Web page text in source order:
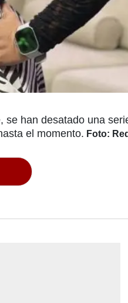
han desatado una
el momento. Foto: